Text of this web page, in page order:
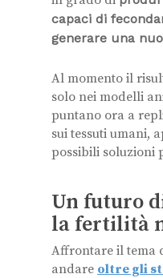
capaci di
generare una
Al momento il
solo nei modelli
puntano ora a
sui tessuti umani,
possibili soluzioni
Un futuro
la fertilità
Affrontare il tema
andare oltre gli